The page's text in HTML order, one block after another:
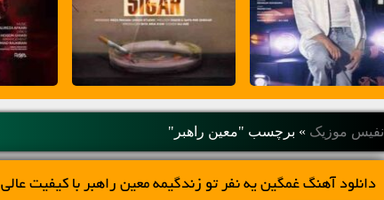
نفیس موزیک » برچسب "معین راهبر"
دانلود آهنگ غمگین یه نفر تو زندگیمه معین راهبر با کیفیت عالی